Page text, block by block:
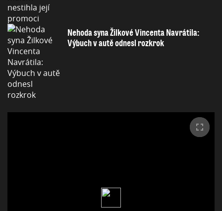
Nehoda syna Žilkové Vincenta Navrátila:
Výbuch v autě odnesl rozkrok